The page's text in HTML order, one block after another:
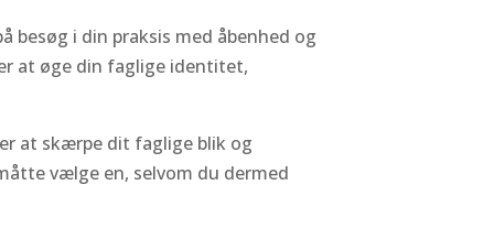
besøg i din praksis med åbenhed og
at øge din faglige identitet,
at skærpe dit faglige blik og
vælge en, selvom du dermed